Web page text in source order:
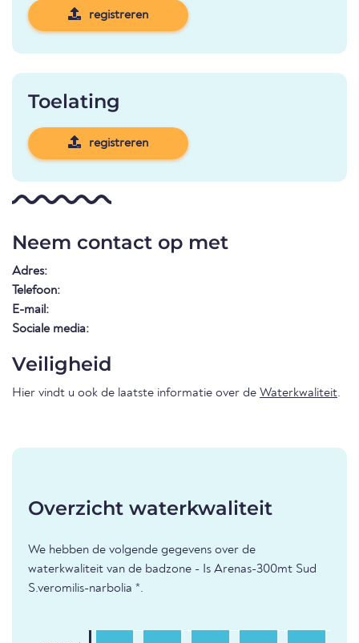
registreren
Toelating
registreren
Neem contact op met
Adres:
Telefoon:
E-mail:
Sociale media:
Veiligheid
Hier vindt u ook de laatste informatie over de Waterkwaliteit.
Overzicht waterkwaliteit
We hebben de volgende gegevens over de
waterkwaliteit van de badzone - Is Arenas-300mt Sud
S.veromilis-narbolia *.